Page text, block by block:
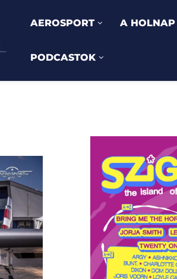
AEROSPORT A HOLNAP
PODCASTOK